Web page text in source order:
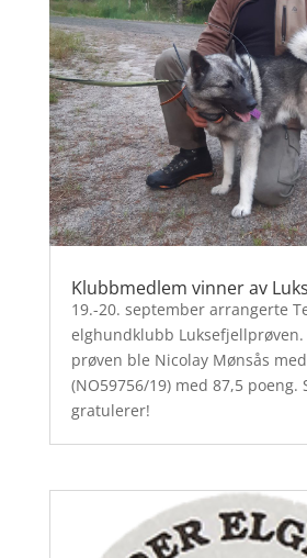
Klubbmedlem vinner av
19.-20. september arrangerte
elghundklubb Luksefjellprøven.
prøven ble Nicolay Mønsås
(NO59756/19) med 87,5 poeng.
gratulerer!